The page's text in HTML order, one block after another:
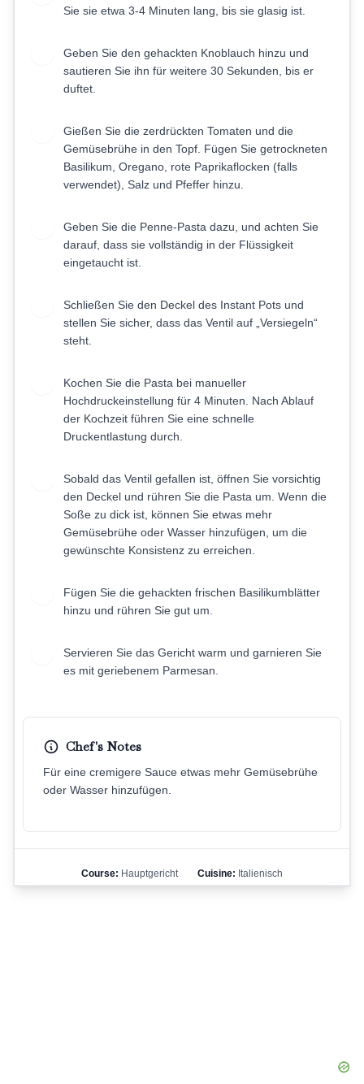
Sie sie etwa 3-4 Minuten lang, bis sie glasig ist.
Geben Sie den gehackten Knoblauch hinzu und
sautieren Sie ihn für weitere 30 Sekunden, bis er
duftet.
Gießen Sie die zerdrückten Tomaten und die
Gemüsebrühe in den Topf. Fügen Sie getrockneten
Basilikum, Oregano, rote Paprikaflocken (falls
verwendet), Salz und Pfeffer hinzu.
Geben Sie die Penne-Pasta dazu, und achten Sie
darauf, dass sie vollständig in der Flüssigkeit
eingetaucht ist.
Schließen Sie den Deckel des Instant Pots und
stellen Sie sicher, dass das Ventil auf „Versiegeln“
steht.
Kochen Sie die Pasta bei manueller
Hochdruckeinstellung für 4 Minuten. Nach Ablauf
der Kochzeit führen Sie eine schnelle
Druckentlastung durch.
Sobald das Ventil gefallen ist, öffnen Sie vorsichtig
den Deckel und rühren Sie die Pasta um. Wenn die
Soße zu dick ist, können Sie etwas mehr
Gemüsebrühe oder Wasser hinzufügen, um die
gewünschte Konsistenz zu erreichen.
Fügen Sie die gehackten frischen Basilikumblätter
hinzu und rühren Sie gut um.
Servieren Sie das Gericht warm und garnieren Sie
es mit geriebenem Parmesan.
Chef's Notes
Für eine cremigere Sauce etwas mehr Gemüsebrühe
oder Wasser hinzufügen.
Course: Hauptgericht Cuisine: Italienisch